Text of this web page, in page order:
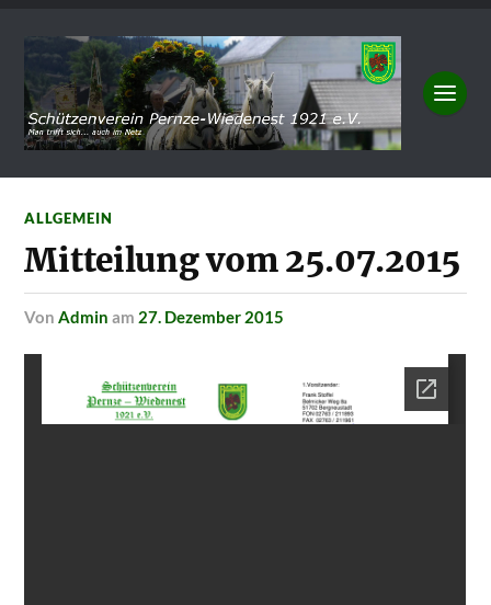
ALLGEMEIN
Mitteilung vom 25.07.2015
vonAdmin am 27. Dezember 2015